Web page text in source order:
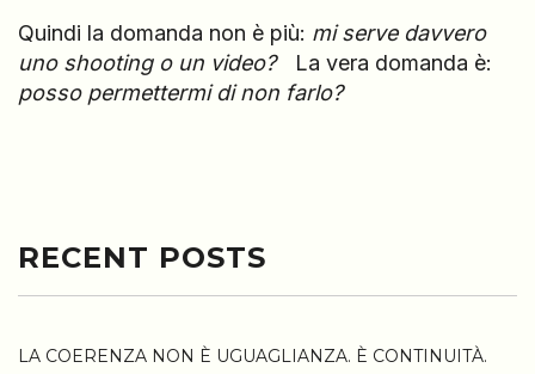
Quindi la domanda non è più: mi serve davvero
uno shooting o un video?La vera domanda è:
posso permettermi di non farlo?
RECENT POSTS
LA COERENZA NON È UGUAGLIANZA. È CONTINUITÀ.